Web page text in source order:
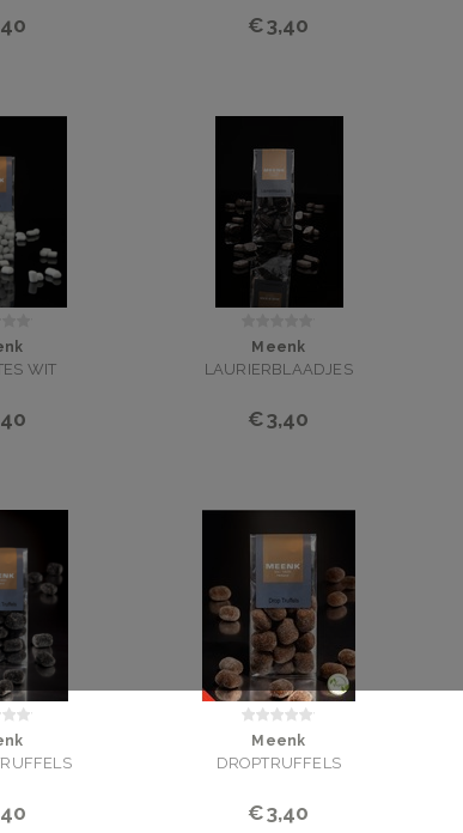
€3,40
WIT
Meenk
LAURIERBLAADJES
€3,40
Meenk
DROPTRUFFELS
€3,40